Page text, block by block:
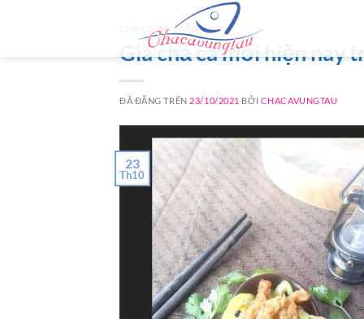
CHẢ CÁ BÁN BÁNH MÌ
Giá chả cá mối hiện nay
ĐÃ ĐĂNG TRÊN 23/10/2021 BỞI CHACAVUNGTAU
23
Th10